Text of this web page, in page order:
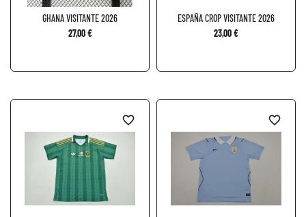
GHANA VISITANTE 2026
27,00 €
ESPAÑA CROP VISITANTE 2026
23,00 €
favorite_border favorite_border